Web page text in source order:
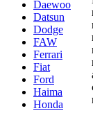
Daewoo
Datsun
Dodge
FAW
Ferrari
Fiat
Ford
Haima
Honda